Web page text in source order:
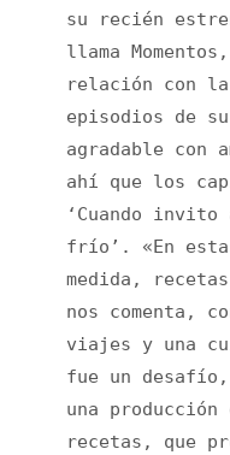
su recién
llama
relación con
episodios de
agradable con
ahí que los
‘Cuando invito
frío’. «En
medida,
nos comenta,
viajes y una
fue un
una
recetas, que